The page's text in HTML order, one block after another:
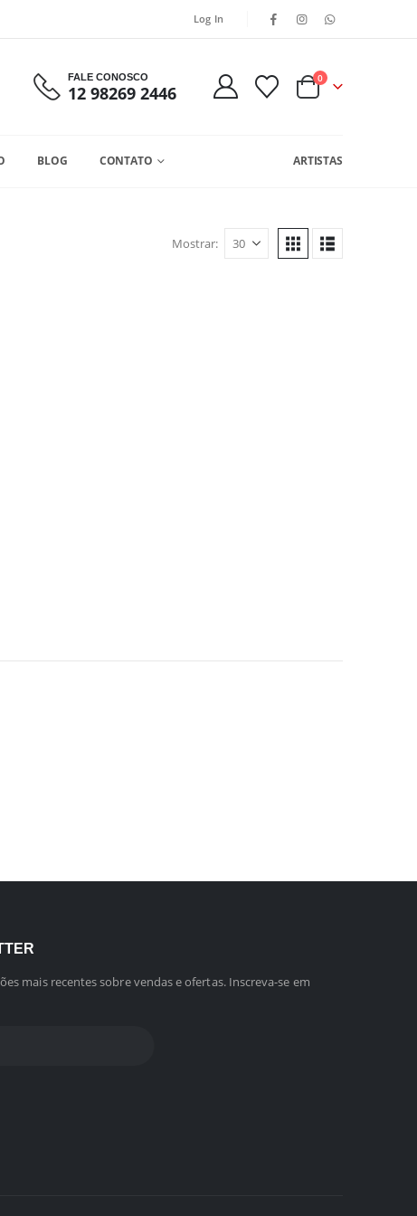
Log In
FALE CONOSCO
12 98269 2446
0
BLOG CONTATO ARTISTAS
Mostrar:
mais recentes sobre vendas e ofertas. Inscreva-se em